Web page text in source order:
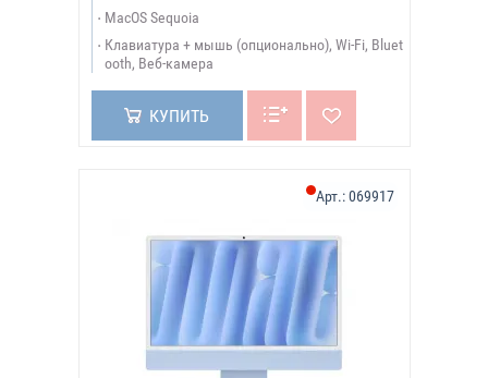
MacOS Sequoia
Клавиатура + мышь (опционально), Wi-Fi, Bluet
ooth, Веб-камера
КУПИТЬ
Арт.:069917